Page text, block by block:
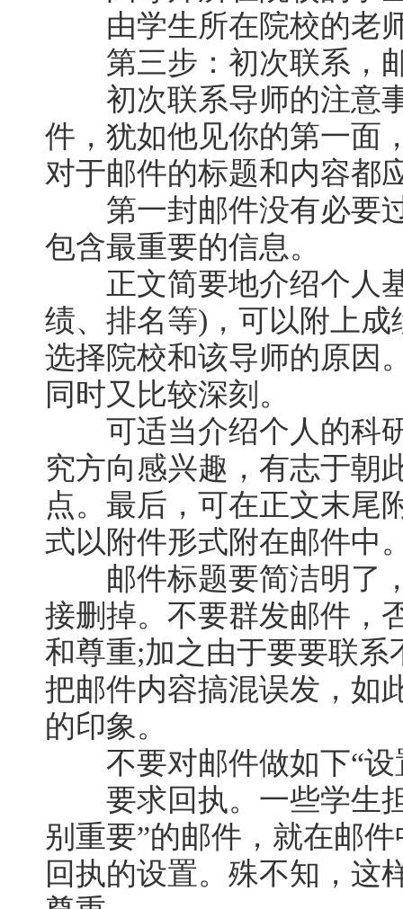
由学生所在院校的老
第三步：初次联系，
初次联系导师的注意事
件，犹如他见你的第一面
对于邮件的标题和内容都
第一封邮件没有必要过
包含最重要的信息。
正文简要地介绍个人
绩、排名等)，可以附上
选择院校和该导师的原因
同时又比较深刻。
可适当介绍个人的科研
究方向感兴趣，有志于朝
点。最后，可在正文末尾
式以附件形式附在邮件中
邮件标题要简洁明了，
接删掉。不要群发邮件，
和尊重;加之由于要要联
把邮件内容搞混误发，如
的印象。
不要对邮件做如下“设
要求回执。一些学生担
别重要”的邮件，就在邮
回执的设置。殊不知，这